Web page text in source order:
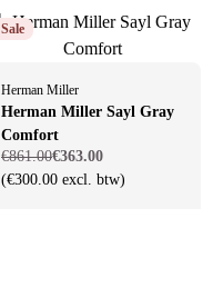
Sale
Herman Miller
Herman Miller Sayl Gray
Comfort
€861.00€363.00
(€300.00 excl. btw)